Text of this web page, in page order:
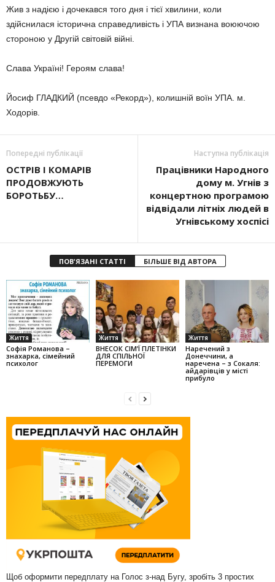
Жив з надією і дочекався того дня і тієї хвилини, коли
здійснилася історична справедливість і УПА визнана воюючою
стороною у Другій світовій війні.
Слава Україні! Героям слава!
Йосиф ГЛАДКИЙ (псевдо «Рекорд»), колишній воїн УПА. м.
Ходорів.
Попередні публікації
ОСТРІВ І КОМАРІВ
ПРОДОВЖУЮТЬ
БОРОТЬБУ…
Наступна публікація
Працівники Народного
дому м. Угнів з
концертною програмою
відвідали літніх людей в
Угнівському хоспісі
ПОВ'ЯЗАНІ СТАТТІ БІЛЬШЕ ВІД АВТОРА
Життя
Софія Романова –
знахарка, сімейний
психолог
Життя
ВНЕСОК СІМ’Ї ПЛЕТІНКИ
ДЛЯ СПІЛЬНОЇ
ПЕРЕМОГИ
Життя
Наречений з
Донеччини, а
наречена – з Сокаля:
айдарівців у місті
прибуло
Щоб оформити передплату на Голос з-над Бугу, зробіть 3 простих